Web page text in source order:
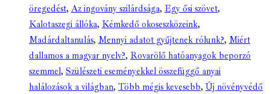
öregedést, Az ingovány szilárdsága, Egy ősi szövet,
Kalotaszegi állóka, Kémkedő okoseszközeink,
Madárdaltanulás, Mennyi adatot gyűjtenek rólunk?, Miért
dallamos a magyar nyelv?, Rovarölő hatóanyagok beporzó
szemmel, Szülészeti eseményekkel összefüggő anyai
halálozások a világban, Több mégis kevesebb, Új növényvédő